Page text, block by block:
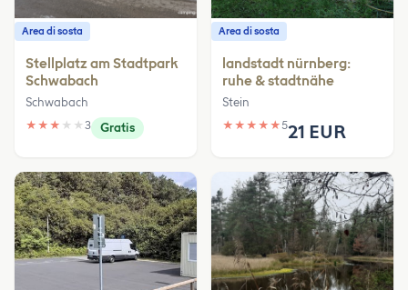
Area di sosta
Stellplatz am Stadtpark
Schwabach
Schwabach
★ ★ ★ ★ ★ 3 Gratis
Area di sosta
landstadt nürnberg:
ruhe & stadtnähe
Stein
★ ★ ★ ★ ★521 EUR